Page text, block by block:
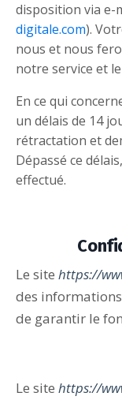
disposition via e-
digitale.com).
nous et nous
notre service et
En ce qui
un délais de 14
rétractation et
Dépassé ce
effectué.
Le site https://
des
de garantir le
Le site https://